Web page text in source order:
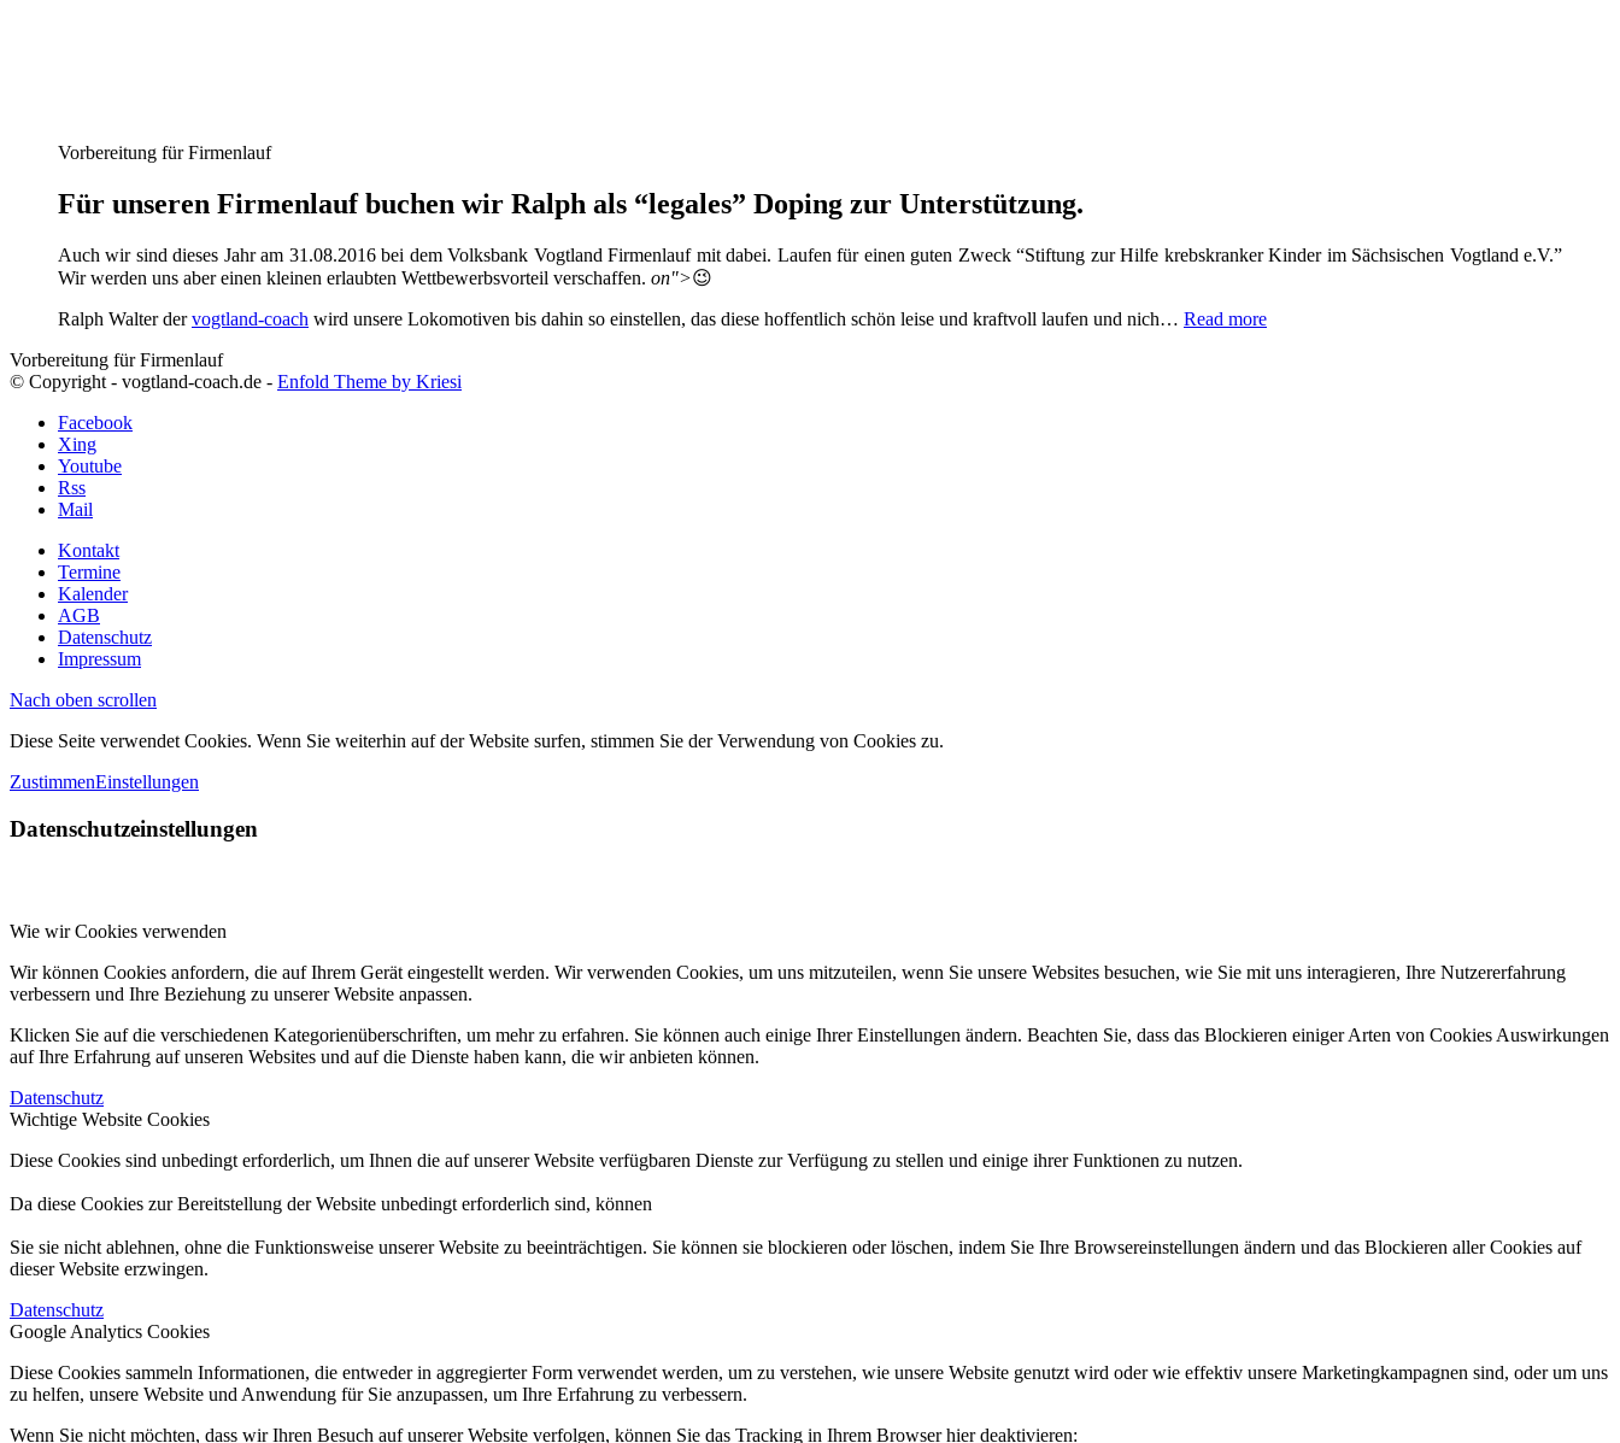
Vorbereitung für Firmenlauf
Für unseren Firmenlauf buchen wir Ralph als “legales” Doping zur Unterstützung.
Auch wir sind dieses Jahr am 31.08.2016 bei dem Volksbank Vogtland Firmenlauf mit dabei. Laufen für einen guten Zweck “Stiftung zur Hilfe krebskranker Kinder im Sächsischen Vogtland e.V.”
Wir werden uns aber einen kleinen erlaubten Wettbewerbsvorteil verschaffen. on">😉
Ralph Walter dervogtland-coach wird unsere Lokomotiven bis dahin so einstellen, das diese hoffentlich schön leise und kraftvoll laufen und nich… Read more
Vorbereitung für Firmenlauf
© Copyright - vogtland-coach.de - Enfold Theme by Kriesi
Facebook
Xing
Youtube
Rss
Mail
Kontakt
Termine
Kalender
AGB
Datenschutz
Impressum
Nach oben scrollen
Diese Seite verwendet Cookies. Wenn Sie weiterhin auf der Website surfen, stimmen Sie der Verwendung von Cookies zu.
ZustimmenEinstellungen
Datenschutzeinstellungen
Wie wir Cookies verwenden
Wir können Cookies anfordern, die auf Ihrem Gerät eingestellt werden. Wir verwenden Cookies, um uns mitzuteilen, wenn Sie unsere Websites besuchen, wie Sie mit uns interagieren, Ihre Nutzererfahrung
verbessern und Ihre Beziehung zu unserer Website anpassen.
Klicken Sie auf die verschiedenen Kategorienüberschriften, um mehr zu erfahren. Sie können auch einige Ihrer Einstellungen ändern. Beachten Sie, dass das Blockieren einiger Arten von Cookies Auswirkungen
auf Ihre Erfahrung auf unseren Websites und auf die Dienste haben kann, die wir anbieten können.
Datenschutz
Wichtige Website Cookies
Diese Cookies sind unbedingt erforderlich, um Ihnen die auf unserer Website verfügbaren Dienste zur Verfügung zu stellen und einige ihrer Funktionen zu nutzen.
Da diese Cookies zur Bereitstellung der Website unbedingt erforderlich sind, können
Sie sie nicht ablehnen, ohne die Funktionsweise unserer Website zu beeinträchtigen. Sie können sie blockieren oder löschen, indem Sie Ihre Browsereinstellungen ändern und das Blockieren aller Cookies auf
dieser Website erzwingen.
Datenschutz
Google Analytics Cookies
Diese Cookies sammeln Informationen, die entweder in aggregierter Form verwendet werden, um zu verstehen, wie unsere Website genutzt wird oder wie effektiv unsere Marketingkampagnen sind, oder um uns
zu helfen, unsere Website und Anwendung für Sie anzupassen, um Ihre Erfahrung zu verbessern.
Wenn Sie nicht möchten, dass wir Ihren Besuch auf unserer Website verfolgen, können Sie das Tracking in Ihrem Browser hier deaktivieren: